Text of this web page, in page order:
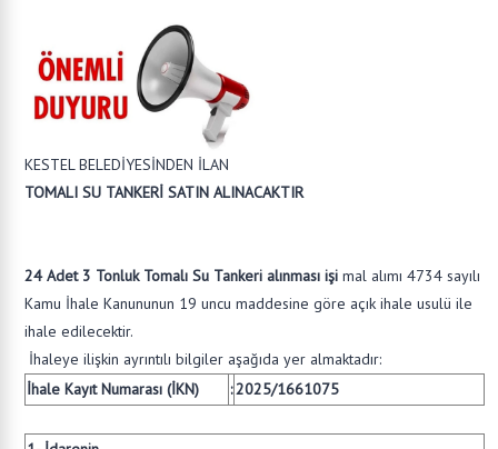
KESTEL BELEDİYESİNDEN İLAN
TOMALI SU TANKERİ SATIN ALINACAKTIR
24 Adet 3 Tonluk Tomalı Su Tankeri alınması işi mal alımı 4734 sayılı
Kamu İhale Kanununun 19 uncu maddesine göre açık ihale usulü ile
ihale edilecektir.
İhaleye ilişkin ayrıntılı bilgiler aşağıda yer almaktadır:
İhale Kayıt Numarası (İKN)
:2025/1661075